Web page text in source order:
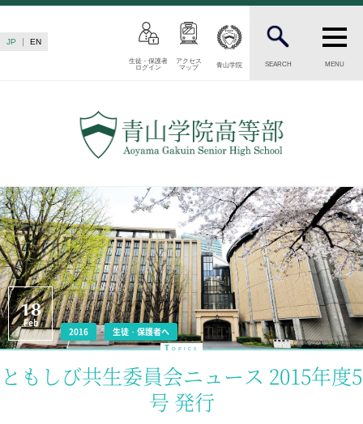
JP EN
生徒・保護者
ログイン
アクセス
マップ
青山学院 SEARCH MENU
高等部の歴史
生徒数・教職員数
一貫校の流れ
卒業後の進路
卒業生からのメッセージ
AOYAMA STYLE
特色ある教育
教科・学習内容
18
Feb
2016 生徒・保護者へ
T OPICS
ともしび共生委員会ニュース 2015年度5
号 発行